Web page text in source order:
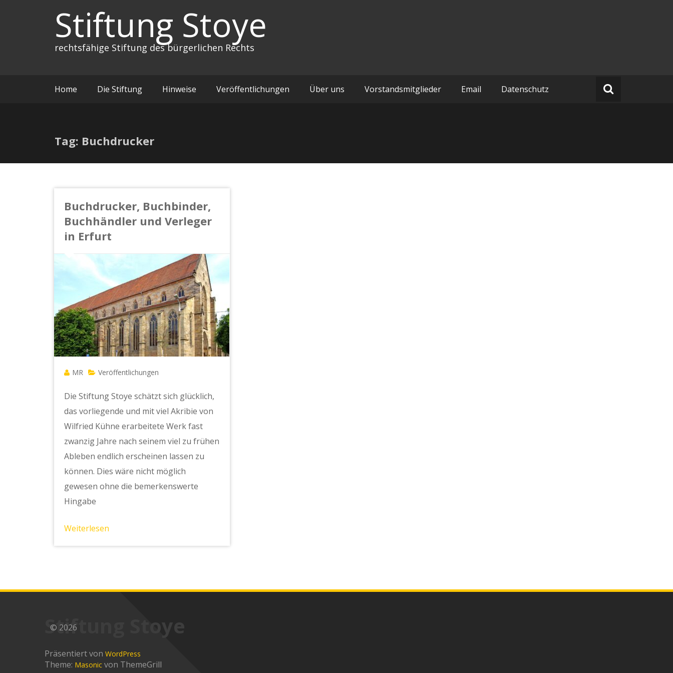
Stiftung Stoye
rechtsfähige Stiftung des bürgerlichen Rechts
Home Die Stiftung Hinweise Veröffentlichungen Über uns Vorstandsmitglieder Email Datenschutz
Tag: Buchdrucker
Buchdrucker, Buchbinder,
Buchhändler und Verleger
in Erfurt
MR Veröffentlichungen
Die Stiftung Stoye schätzt sich glücklich,
das vorliegende und mit viel Akribie von
Wilfried Kühne erarbeitete Werk fast
zwanzig Jahre nach seinem viel zu frühen
Ableben endlich erscheinen lassen zu
können. Dies wäre nicht möglich
gewesen ohne die bemerkenswerte
Hingabe
Weiterlesen
Stiftung Stoye
© 2026
Präsentiert von WordPress
Theme: Masonic von ThemeGrill